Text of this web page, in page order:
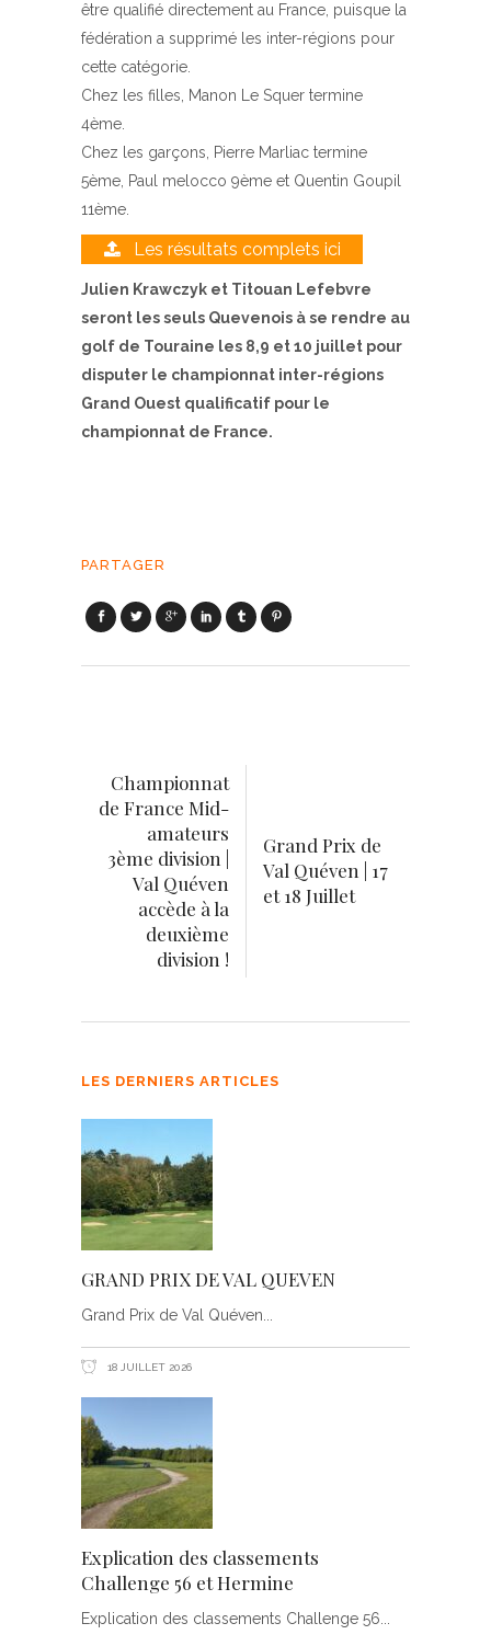
être qualifié directement au France, puisque la
fédération a supprimé les inter-régions pour
cette catégorie.
Chez les filles, Manon Le Squer termine
4ème.
Chez les garçons, Pierre Marliac termine
5ème, Paul melocco 9ème et Quentin Goupil
11ème.
Les résultats complets ici
Julien Krawczyk et Titouan Lefebvre
seront les seuls Quevenois à se rendre au
golf de Touraine les 8,9 et 10 juillet pour
disputer le championnat inter-régions
Grand Ouest qualificatif pour le
championnat de France.
PARTAGER
Championnat
de France Mid-
amateurs
3ème division |
Val Quéven
accède à la
deuxième
division !
Grand Prix de
Val Quéven | 17
et 18 Juillet
LES DERNIERS ARTICLES
GRAND PRIX DE VAL QUEVEN
Grand Prix de Val Quéven
18 JUILLET 2026
Explication des classements
Challenge 56 et Hermine
Explication des classements Challenge 56